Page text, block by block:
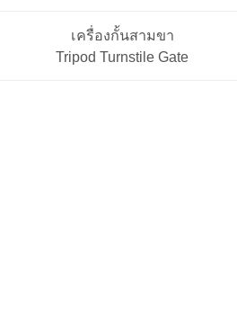
เครื่องกั้นสามขา
Tripod Turnstile Gate